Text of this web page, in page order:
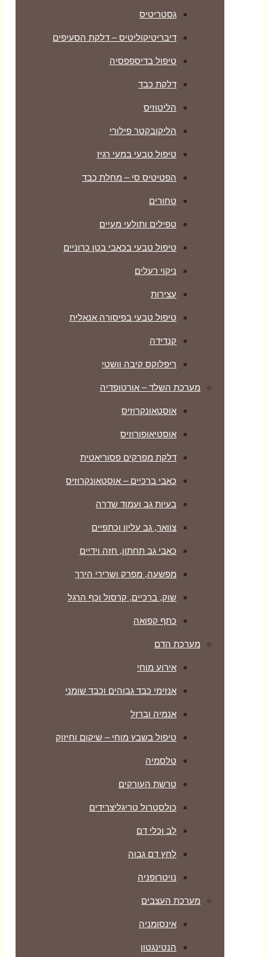
גסטריטיס
דיבריטיקוליטיס – דלקת הסעיפים
טיפול בדיספפסיה
דלקת כבד
הליטוזיס
הליקובקטר פילורי
טיפול טבעי במעי רגיז
הפטיטיס סי – מחלת כבד
טחורים
טפילים ותולעי מעיים
טיפול טבעי בכאבי בטן כרוניים
ניקוי רעלים
עצירות
טיפול טבעי בפיסורה אנאלית
קנדידה
ריפלוקס קיבה וושטי
מערכת השלד – אורטופדיה
אוסטאונקרוזיס
אוסטיאופורוזיס
דלקת מפרקים פסוריאטית
כאבי ברכיים – אוסטאונקרוזיס
בעיות גב ועמוד שדרה
צוואר, גב עליון וכתפיים
כאבי גב תחתון, חזה וידיים
מפשעה, מפרק ושרירי הירך
שוק, ברכיים, קרסול וכף הרגל
כתף קפואה
מערכת הדם
אירוע מוחי
אנזימי כבד גבוהים וכבד שומני
אנמיה וברזל
טיפול בשבץ מוחי – שיקום וחיזוק
טלסמיה
טרשת העורקים
כולסטרול טריגליצרידים
לב וכלי דם
לחץ דם גבוה
נויטרופניה
מערכת העצבים
אינסומניה
הנטינגטון